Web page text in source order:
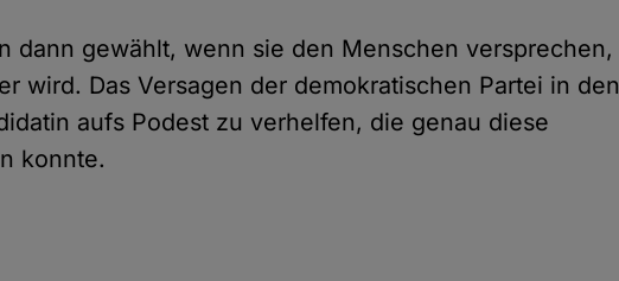
dann gewählt, wenn sie den Menschen versprechen,
wird. Das Versagen der demokratischen Partei in den
aufs Podest zu verhelfen, die genau diese
konnte.